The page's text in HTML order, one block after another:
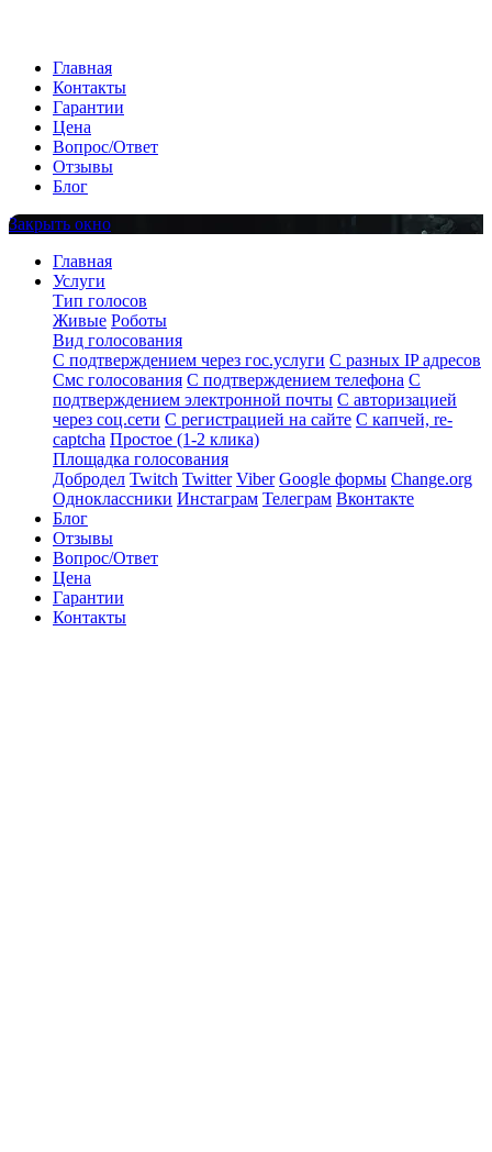
Главная
Контакты
Гарантии
Цена
Вопрос/Ответ
Отзывы
Блог
Закрыть окно
Главная
Услуги
Тип голосов
Живые Роботы
Вид голосования
С подтверждением через гос.услуги С разных IP адресов
Смс голосования С подтверждением телефона С
подтверждением электронной почты С авторизацией
через соц.сети С регистрацией на сайте С капчей, re-
captcha Простое (1-2 клика)
Площадка голосования
Добродел Twitch Twitter Viber Google формы Change.org
Одноклассники Инстаграм Телеграм Вконтакте
Блог
Отзывы
Вопрос/Ответ
Цена
Гарантии
Контакты